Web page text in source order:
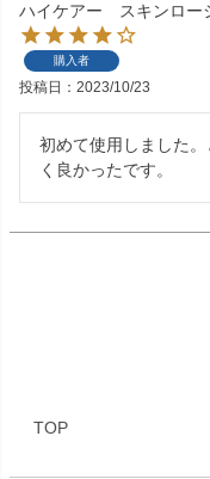
ハイケアー スキンロ
購入者
投稿日 2023/10/23
初めて使用しました
く良かったです。
TOP